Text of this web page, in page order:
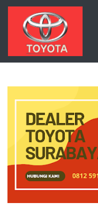
Langsung ke konten utama